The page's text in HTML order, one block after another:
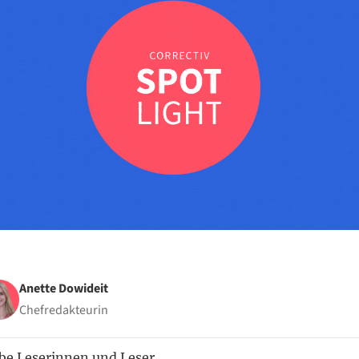
Anette Dowideit
Chefredakteurin